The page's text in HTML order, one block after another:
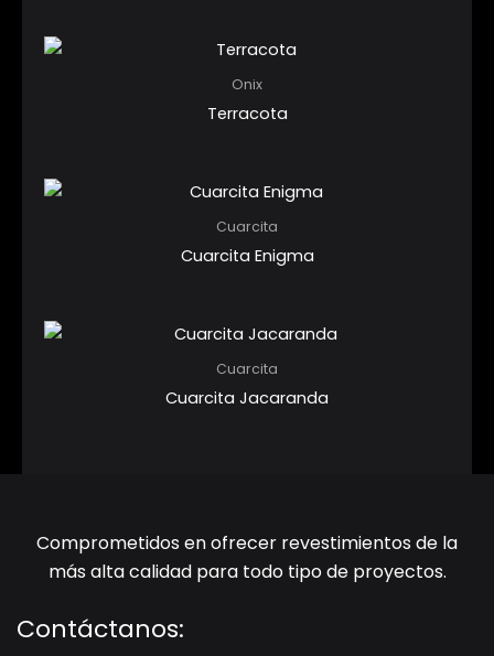
Onix
Terracota
Cuarcita
Cuarcita Enigma
Cuarcita
Cuarcita Jacaranda
Comprometidos en ofrecer revestimientos de la
más alta calidad para todo tipo de proyectos.
Contáctanos: